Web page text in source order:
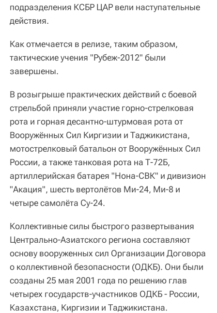
подразделения КСБР ЦАР вели наступательные
действия.
Как отмечается в релизе, таким образом,
тактические учения "Рубеж-2012" были
завершены.
В розыгрыше практических действий с боевой
стрельбой приняли участие горно-стрелковая
рота и горная десантно-штурмовая рота от
Вооружённых Сил Киргизии и Таджикистана,
мотострелковый батальон от Вооружённых Сил
России, а также танковая рота на Т-72Б,
артиллерийская батарея "Нона-СВК" и дивизион
"Акация", шесть вертолётов Ми-24, Ми-8 и
четыре самолёта Су-24.
Коллективные силы быстрого развертывания
Центрально-Азиатского региона составляют
основу вооруженных сил Организации Договора
о коллективной безопасности (ОДКБ). Они были
созданы 25 мая 2001 года по решению глав
четырех государств-участников ОДКБ - России,
Казахстана, Киргизии и Таджикистана.